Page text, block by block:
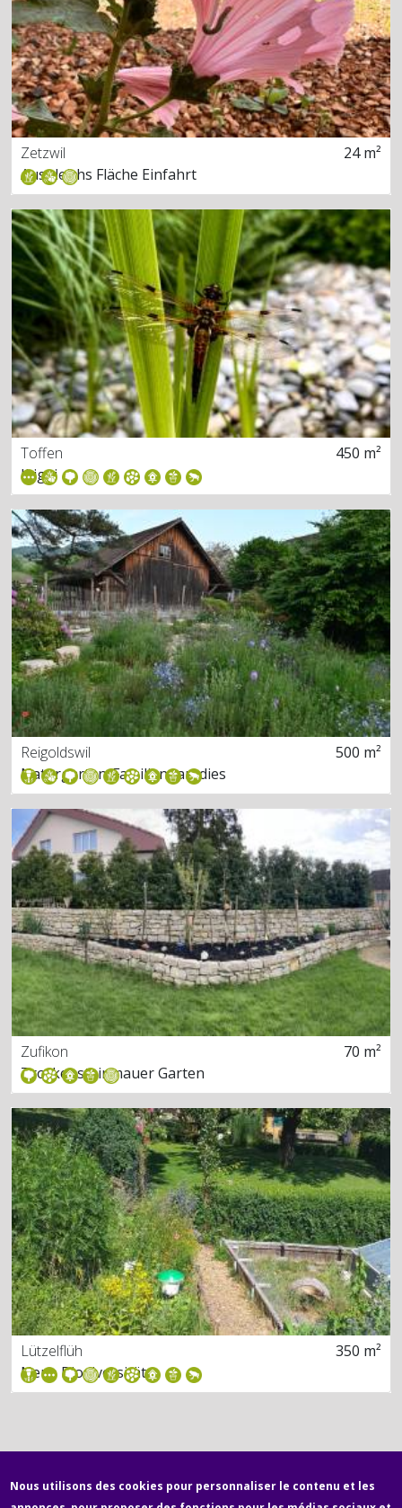
Zetzwil
24 m²
Ausgleichs Fläche Einfahrt
Toffen
450 m²
Ikigai
Reigoldswil
500 m²
Naturgarten-Familienparadies
Zufikon
70 m²
Trockensteinmauer Garten
Lützelflüh
350 m²
Neue Biodiversität
Nous utilisons des cookies pour personnaliser le contenu et les